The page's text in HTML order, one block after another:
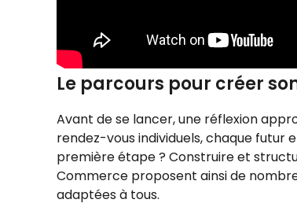
Le parcours pour créer
Avant de se lancer, une réflexion
rendez-vous individuels, chaque futur
première étape ? Construire et
Commerce proposent ainsi de
adaptées à tous.